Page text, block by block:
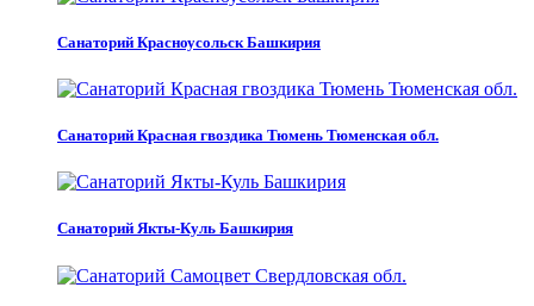
Санаторий Красноусольск Башкирия
Санаторий Красная гвоздика Тюмень Тюменская обл.
Санаторий Якты-Куль Башкирия